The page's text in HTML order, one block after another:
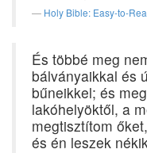
Holy Bible: Easy-to-
És többé meg
bálványaikkal és
bűneikkel; és
lakóhelyöktől, a
megtisztítom
és én leszek